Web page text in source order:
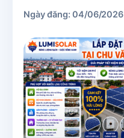
Ngày đăng: 04/06/2026